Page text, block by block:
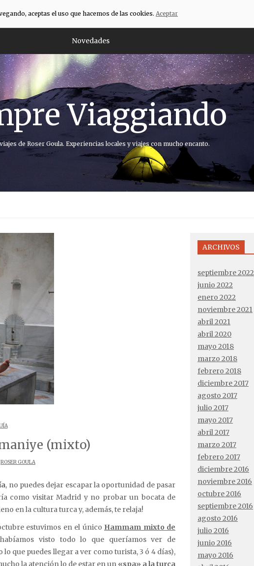
Novedades
Viaggiando
de Roser Goula. Experiencias locales y viajes con mucho encanto.
(mixto)
ROSER GOULA
, no puedes dejar escapar la oportunidad de pasar
como visitar Madrid y no probar un bocata de
en la cultura turca y, además, te relaja!
estuvimos en el único Hammam mixto de
visto todo lo que queríamos ver de
lo que puedes llegar a ver como turista, 3 ó 4 días),
la atención lo de estar en un «spa» a la turca
ARCHIVOS
septiembre 2022
junio 2022
enero 2022
noviembre 2021
abril 2021
abril 2020
mayo 2018
marzo 2018
febrero 2018
diciembre 2017
agosto 2017
julio 2017
mayo 2017
abril 2017
marzo 2017
febrero 2017
diciembre 2016
noviembre 2016
octubre 2016
septiembre 2016
agosto 2016
julio 2016
junio 2016
mayo 2016
aceptas el uso que hacemos de las cookies. Aceptar